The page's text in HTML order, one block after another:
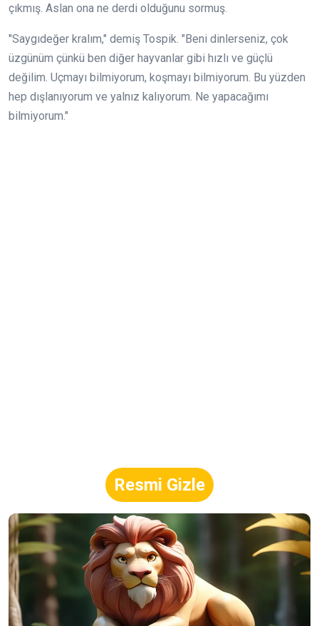
çıkmış. Aslan ona ne derdi olduğunu sormuş.
"Saygıdeğer kralım," demiş Tospik. "Beni dinlerseniz, çok
üzgünüm çünkü ben diğer hayvanlar gibi hızlı ve güçlü
değilim. Uçmayı bilmiyorum, koşmayı bilmiyorum. Bu yüzden
hep dışlanıyorum ve yalnız kalıyorum. Ne yapacağımı
bilmiyorum."
Resmi Gizle